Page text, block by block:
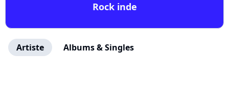
Rock inde
Artiste Albums & Singles